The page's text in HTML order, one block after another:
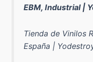
EBM, Industrial |
Tienda de Vinilos
España |